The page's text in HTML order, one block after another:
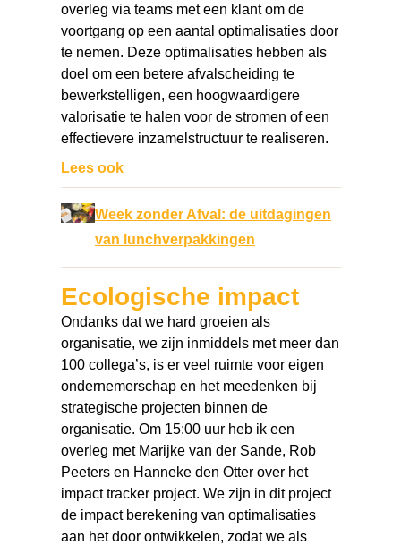
overleg via teams met een klant om de
voortgang op een aantal optimalisaties door
te nemen. Deze optimalisaties hebben als
doel om een betere afvalscheiding te
bewerkstelligen, een hoogwaardigere
valorisatie te halen voor de stromen of een
effectievere inzamelstructuur te realiseren.
Lees ook
Week zonder Afval: de uitdagingen
van lunchverpakkingen
Ecologische impact
Ondanks dat we hard groeien als
organisatie, we zijn inmiddels met meer dan
100 collega’s, is er veel ruimte voor eigen
ondernemerschap en het meedenken bij
strategische projecten binnen de
organisatie. Om 15:00 uur heb ik een
overleg met Marijke van der Sande, Rob
Peeters en Hanneke den Otter over het
impact tracker project. We zijn in dit project
de impact berekening van optimalisaties
aan het door ontwikkelen, zodat we als